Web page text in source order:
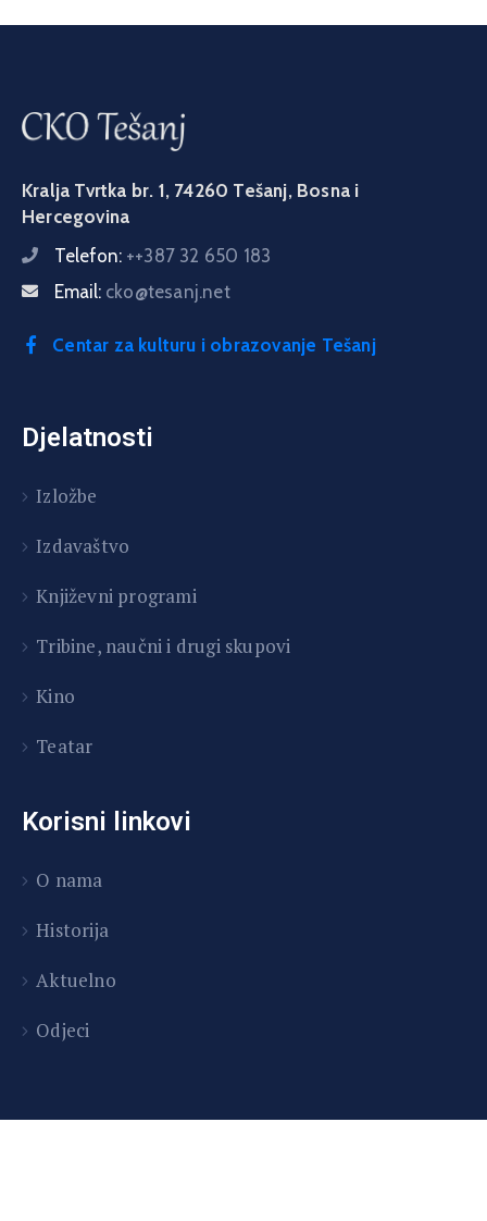
Kralja Tvrtka br. 1, 74260 Tešanj, Bosna i
Hercegovina
Telefon: ++387 32 650 183
Email: cko@tesanj.net
Centar za kulturu i obrazovanje Tešanj
Djelatnosti
Izložbe
Izdavaštvo
Književni programi
Tribine, naučni i drugi skupovi
Kino
Teatar
Korisni linkovi
O nama
Historija
Aktuelno
Odjeci